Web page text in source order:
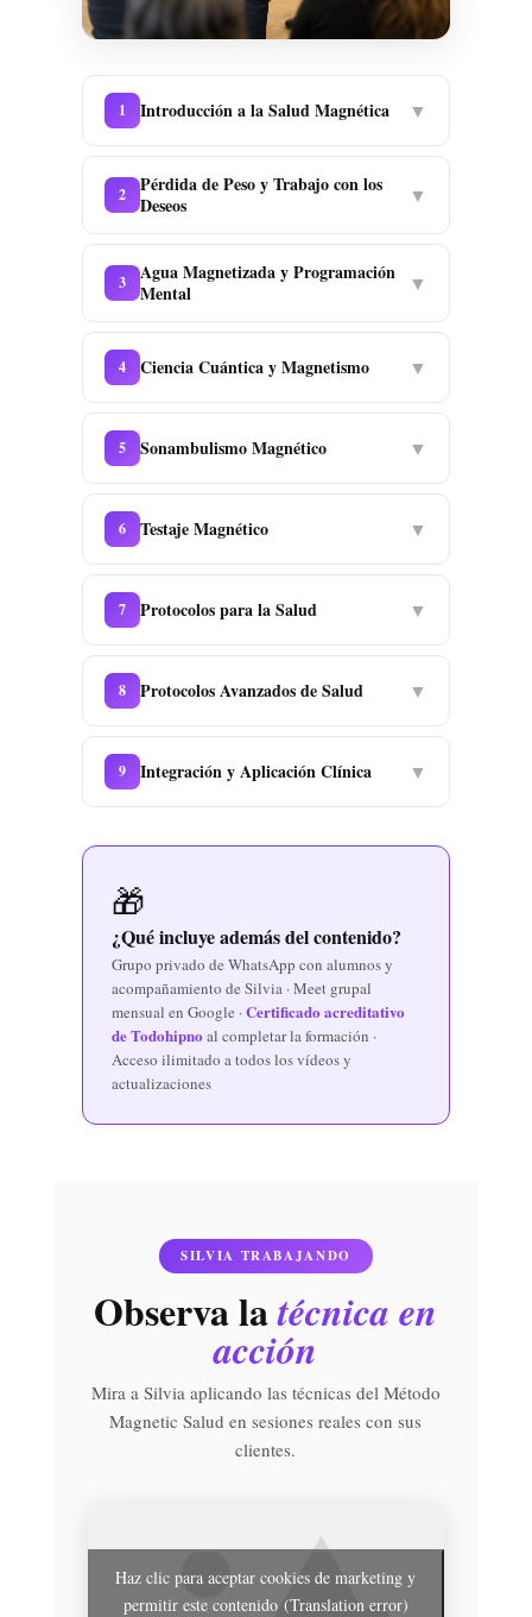
1 Introducción a la Salud Magnética ▼
2
Pérdida de Peso y Trabajo con los
Deseos
▼
3
Agua Magnetizada y Programación
Mental
▼
4 Ciencia Cuántica y Magnetismo ▼
5 Sonambulismo Magnético ▼
6 Testaje Magnético ▼
7 Protocolos para la Salud ▼
8 Protocolos Avanzados de Salud ▼
9 Integración y Aplicación Clínica ▼
🎁
¿Qué incluye además del contenido?
Grupo privado de WhatsApp con alumnos y
acompañamiento de Silvia · Meet grupal
mensual en Google ·Certificado acreditativo
de Todohipno al completar la formación ·
Acceso ilimitado a todos los vídeos y
actualizaciones
SILVIA TRABAJANDO
Observa latécnica en
acción
Mira a Silvia aplicando las técnicas del Método
Magnetic Salud en sesiones reales con sus
clientes.
Haz clic para aceptar cookies de marketing y
permitir este contenido (Translation error)